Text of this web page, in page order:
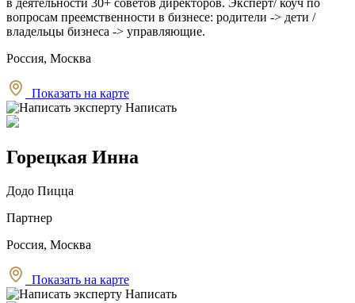
в деятельности 30+ советов директоров. Эксперт/ коуч по
вопросам преемственности в бизнесе: родители -> дети /
владельцы бизнеса -> управляющие.
Россия, Москва
Показать на карте
Написать
Горецкая Инна
Додо Пицца
Партнер
Россия, Москва
Показать на карте
Написать